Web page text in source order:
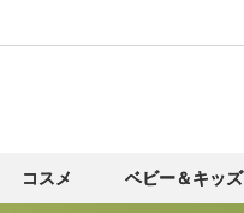
コスメ ベビー＆キッズ